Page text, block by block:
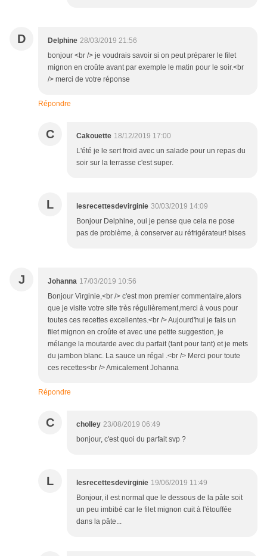
D Delphine 28/03/2019 21:56
bonjour <br /> je voudrais savoir si on peut préparer le filet
mignon en croûte avant par exemple le matin pour le soir.<br
/> merci de votre réponse
Répondre
C Cakouette 18/12/2019 17:00
L'été je le sert froid avec un salade pour un repas du
soir sur la terrasse c'est super.
L lesrecettesdevirginie 30/03/2019 14:09
Bonjour Delphine, oui je pense que cela ne pose
pas de problème, à conserver au réfrigérateur! bises
J Johanna 17/03/2019 10:56
Bonjour Virginie,<br /> c'est mon premier commentaire,alors
que je visite votre site très régulièrement,merci à vous pour
toutes ces recettes excellentes.<br /> Aujourd'hui je fais un
filet mignon en croûte et avec une petite suggestion, je
mélange la moutarde avec du parfait (tant pour tant) et je mets
du jambon blanc. La sauce un régal .<br /> Merci pour toute
ces recettes<br /> Amicalement Johanna
Répondre
C cholley 23/08/2019 06:49
bonjour, c'est quoi du parfait svp ?
L lesrecettesdevirginie 19/06/2019 11:49
Bonjour, il est normal que le dessous de la pâte soit
un peu imbibé car le filet mignon cuit à l'étouffée
dans la pâte...